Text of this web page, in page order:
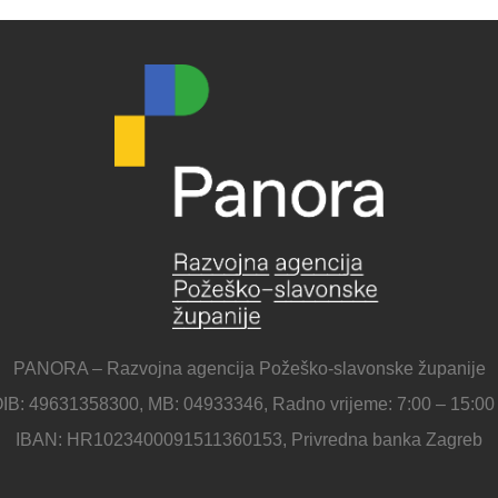
PANORA – Razvojna agencija Požeško-slavonske županije
49631358300, MB: 04933346, Radno vrijeme: 7:00 – 15:00
IBAN: HR1023400091511360153, Privredna banka Zagreb